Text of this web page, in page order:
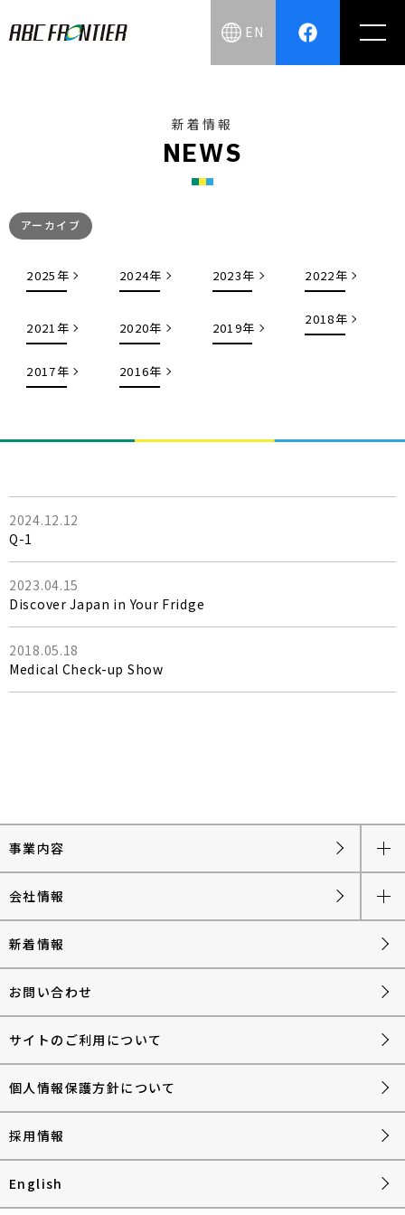
EN
新着情報
NEWS
アーカイブ
2025年 2024年 2023年 2022年
2021年 2020年 2019年
2018年
2017年 2016年
2024.12.12
Q-1
2023.04.15
Discover Japan in Your Fridge
2018.05.18
Medical Check-up Show
事業内容
会社情報
新着情報
お問い合わせ
サイトのご利用について
個人情報保護方針について
採用情報
English